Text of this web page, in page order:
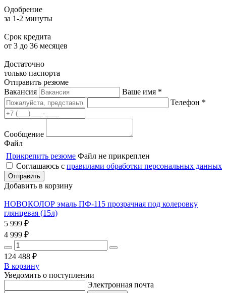
Одобрение
за 1-2 минуты
Срок кредита
от 3 до 36 месяцев
Достаточно
только паспорта
Отправить резюме
Вакансия
Ваше имя *
Телефон *
Сообщение
Файл
Прикрепить резюме Файл не прикреплен
Соглашаюсь с правилами обработки персональных данных
Добавить в корзину
НОВОКОЛОР эмаль ПФ-115 прозрачная под колеровку
глянцевая (15л)
5 999 ₽
4 999 ₽
124 488 ₽
В корзину
Уведомить о поступлении
Электронная почта